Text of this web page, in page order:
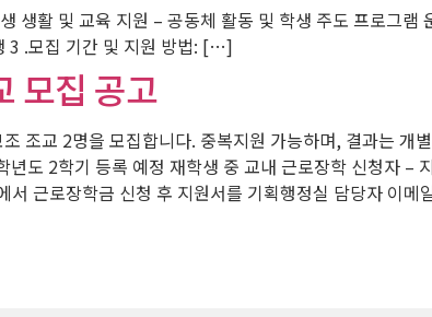
활 및 교육 지원 – 공동체 활동 및 학생 주도 프로그
3 .모집 기간 및 지원 방법: […]
모집 공고
조교 2명을 모집합니다. 중복지원 가능하며, 결과는
도 2학기 등록 예정 재학생 중 교내 근로장학 신청자
서 근로장학금 신청 후 지원서를 기획행정실 담당자